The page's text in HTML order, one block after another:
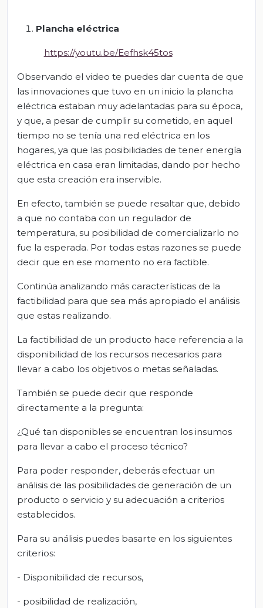
Plancha eléctrica
https://youtu.be/Eefhsk45tos
Observando el video te puedes dar cuenta de que
las innovaciones que tuvo en un inicio la plancha
eléctrica estaban muy adelantadas para su época,
y que, a pesar de cumplir su cometido, en aquel
tiempo no se tenía una red eléctrica en los
hogares, ya que las posibilidades de tener energía
eléctrica en casa eran limitadas, dando por hecho
que esta creación era inservible.
En efecto, también se puede resaltar que, debido
a que no contaba con un regulador de
temperatura, su posibilidad de comercializarlo no
fue la esperada. Por todas estas razones se puede
decir que en ese momento no era factible.
Continúa analizando más características de la
factibilidad para que sea más apropiado el análisis
que estas realizando.
La factibilidad de un producto hace referencia a la
disponibilidad de los recursos necesarios para
llevar a cabo los objetivos o metas señaladas.
También se puede decir que responde
directamente a la pregunta:
¿Qué tan disponibles se encuentran los insumos
para llevar a cabo el proceso técnico?
Para poder responder, deberás efectuar un
análisis de las posibilidades de generación de un
producto o servicio y su adecuación a criterios
establecidos.
Para su análisis puedes basarte en los siguientes
criterios:
- Disponibilidad de recursos,
- posibilidad de realización,